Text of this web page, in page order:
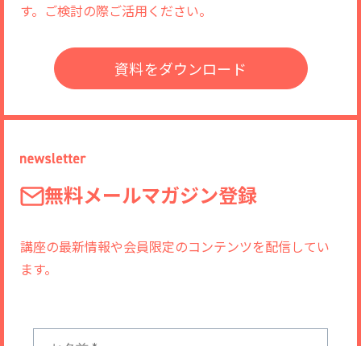
す。ご検討の際ご活用ください。
資料をダウンロード
無料メールマガジン登録
講座の最新情報や会員限定のコンテンツを配信してい
ます。